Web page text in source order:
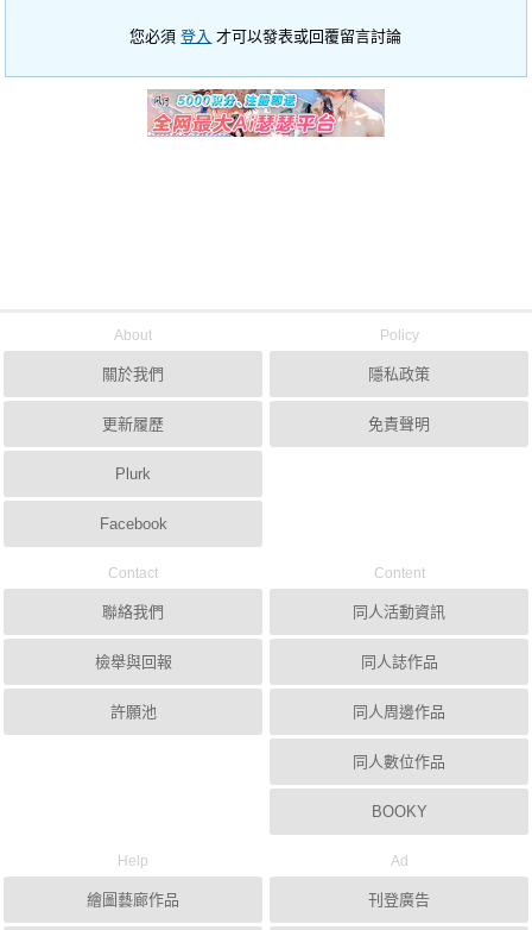
您必須登入 才可以發表或回覆留言討論
About
關於我們
更新履歷
Plurk
Facebook
Policy
隱私政策
免責聲明
Contact
聯絡我們
檢舉與回報
許願池
Content
同人活動資訊
同人誌作品
同人周邊作品
同人數位作品
BOOKY
Help
繪圖藝廊作品
Ad
刊登廣告